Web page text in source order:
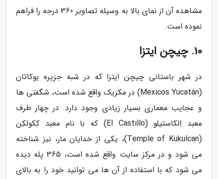
مشاهده آن از نمای بالا به وسیله تصاویر 360 درجه را فراهم
نموده است.
10. چیچن ایتزا
در شهر باستانی چیچن ایتزا که در شبه جزیره یوکاتان
(Mexicos Yucatán) در مکزیک واقع شده است، شگفتی ها
و عجایب معماری بسیار زیادی وجود دارد. در چهار طرف
معبد اِلکاستیلو (El Castillo) که با نام معبد کِکولکِن
(Temple of Kukulcan)، یکی از خدایان مار، نیز شناخته
می شود و در مرکز سایت واقع شده است، 365 پله دیده
می شود که با استفاده از آن ها می توانید خود را به بالای